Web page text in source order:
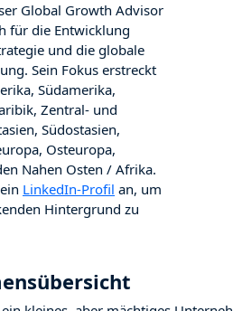
Global Growth Advisor
für die Entwicklung
und die globale
Sein Fokus erstreckt
Südamerika,
Zentral- und
Südostasien,
Osteuropa,
Nahen Osten / Afrika.
LinkedIn-Profil an, um
Hintergrund zu